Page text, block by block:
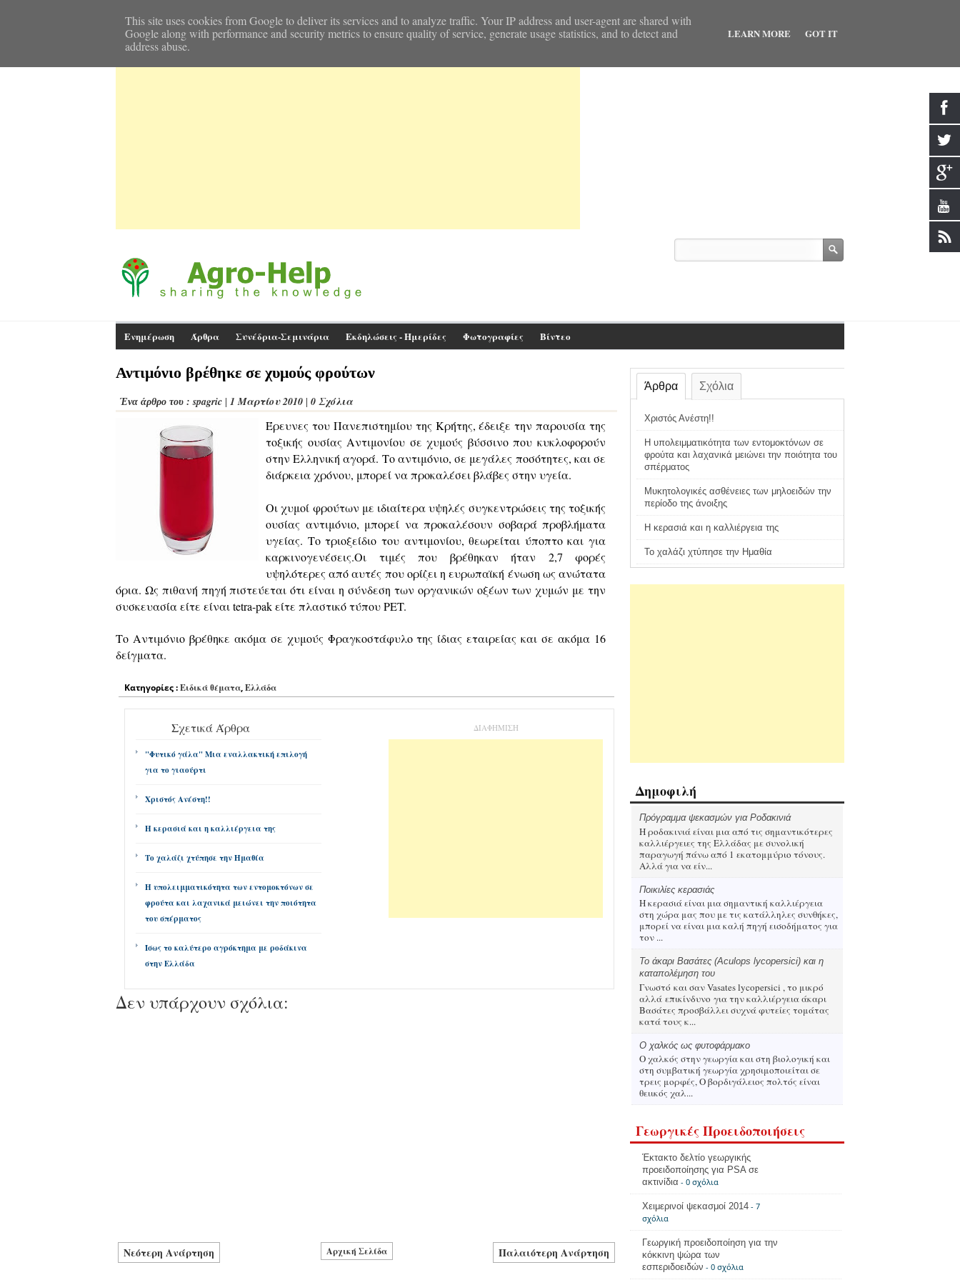
Ενημέρωση Άρθρα Συνέδρια-Σεμινάρια Εκδηλώσεις - Ημερίδες Φωτογραφίες Βίντεο
Αντιμόνιο βρέθηκε σε χυμούς φρούτων
Ένα άρθρο του :spagric 1 Μαρτίου 2010 0 Σχόλια
Έρευνες του Πανεπιστημίου της Κρήτης, έδειξε την παρουσία της
τοξικής ουσίας Αντιμονίου σε χυμούς βύσσινο που κυκλοφορούν
στην Ελληνική αγορά. Tο αντιμόνιο, σε μεγάλες ποσότητες, και σε
διάρκεια χρόνου, μπορεί να προκαλέσει βλάβες στην υγεία.
Οι χυμοί φρούτων με ιδιαίτερα υψηλές συγκεντρώσεις της τοξικής
ουσίας αντιμόνιο, μπορεί να προκαλέσουν σοβαρά προβλήματα
υγείας. Το τριοξείδιο του αντιμονίου, θεωρείται ύποπτο και για
καρκινογενέσεις.Οι τιμές που βρέθηκαν ήταν 2,7 φορές
υψηλότερες από αυτές που ορίζει η ευρωπαϊκή ένωση ως ανώτατα
όρια. Ως πιθανή πηγή πιστεύεται ότι είναι η σύνδεση των οργανικών οξέων των χυμών με την
συσκευασία είτε είναι tetra-pak είτε πλαστικό τύπου PET.
Το Αντιμόνιο βρέθηκε ακόμα σε χυμούς Φραγκοστάφυλο της ίδιας εταιρείας και σε ακόμα 16
δείγματα.
Κατηγορίες :Ειδικά θέματα,Ελλάδα
Σχετικά Άρθρα
"Φυτικό γάλα" Μια εναλλακτική επιλογή
για το γιαούρτι
Χριστός Ανέστη!!
Η κερασιά και η καλλιέργεια της
Το χαλάζι χτύπησε την Ημαθία
Η υπολειμματικότητα των εντομοκτόνων σε
φρούτα και λαχανικά μειώνει την ποιότητα
του σπέρματος
Ίσως το καλύτερο αγρόκτημα με ροδάκινα
στην Ελλάδα
ΔΙΑΦΗΜΙΣΗ
Δεν υπάρχουν σχόλια:
Νεότερη Ανάρτηση Παλαιότερη Ανάρτηση
Αρχική Σελίδα
Άρθρα Σχόλια
Χριστός Ανέστη!!
Η υπολειμματικότητα των εντομοκτόνων σε
φρούτα και λαχανικά μειώνει την ποιότητα του
σπέρματος
Μυκητολογικές ασθένειες των μηλοειδών την
περίοδο της άνοιξης
Η κερασιά και η καλλιέργεια της
Το χαλάζι χτύπησε την Ημαθία
Δημοφιλή
Πρόγραμμα ψεκασμών για Ροδακινιά
Η ροδακινιά είναι μια από τις σημαντικότερες
καλλιέργειες της Ελλάδας με συνολική
παραγωγή πάνω από 1 εκατομμύριο τόνους.
Αλλά για να είν...
Ποικιλίες κερασιάς
Η κερασιά είναι μια σημαντική καλλιέργεια
στη χώρα μας που με τις κατάλληλες συνθήκες,
μπορεί να είναι μια καλή πηγή εισοδήματος για
τον ...
Το άκαρι Βασάτες (Aculops lycopersici) και η
καταπολέμηση του
Γνωστό και σαν Vasates lycopersici , το μικρό
αλλά επικίνδυνο για την καλλιέργεια άκαρι
Βασάτες προσβάλλει συχνά φυτείες τομάτας
κατά τους κ...
Ο χαλκός ως φυτοφάρμακο
Ο χαλκός στην γεωργία και στη βιολογική και
στη συμβατική γεωργία χρησιμοποιείται σε
τρεις μορφές, Ο βορδιγάλειος πολτός είναι
θειικός χαλ...
Γεωργικές Προειδοποιήσεις
Έκτακτο δελτίο γεωργικής
προειδοποίησης για PSA σε
ακτινίδια - 0 σχόλια
Χειμερινοί ψεκασμοί 2014 - 7
σχόλια
Γεωργική προειδοποίηση για την
κόκκινη ψώρα των
εσπεριδοειδών - 0 σχόλια
This site uses cookies from Google to deliver its services and to analyze traffic. Your IP address and user-agent are shared with
Google along with performance and security metrics to ensure quality of service, generate usage statistics, and to detect and
address abuse.
LEARN MORE GOT IT